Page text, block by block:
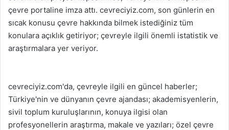
çevre portaline imza attı. cevreciyiz.com, son günlerin en
sıcak konusu çevre hakkında bilmek istediğiniz tüm
konulara açıklık getiriyor; çevreyle ilgili önemli istatistik ve
araştırmalara yer veriyor.
cevreciyiz.com'da, çevreyle ilgili en güncel haberler;
Türkiye'nin ve dünyanın çevre ajandası; akademisyenlerin,
sivil toplum kuruluşlarının, konuya ilgisi olan
profesyonellerin araştırma, makale ve yazıları; özel çevre